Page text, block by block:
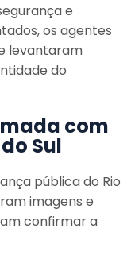
e
os agentes
levantaram
do
com
Sul
pública do Rio
imagens e
confirmar a